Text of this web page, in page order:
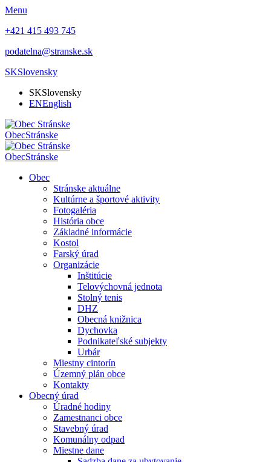
Menu
+421 415 493 745
podatelna@stranske.sk
SKSlovensky
SKSlovensky
ENEnglish
ObecStránske
ObecStránske
Obec
Stránske aktuálne
Kultúrne a športové aktivity
Fotogaléria
História obce
Základné informácie
Kostol
Farský úrad
Organizácie
Inštitúcie
Telovýchovná jednota
Stolný tenis
DHZ
Obecná knižnica
Dychovka
Podnikateľské subjekty
Urbár
Miestny cintorín
Územný plán obce
Kontakty
Obecný úrad
Úradné hodiny
Zamestnanci obce
Stavebný úrad
Komunálny odpad
Miestne dane